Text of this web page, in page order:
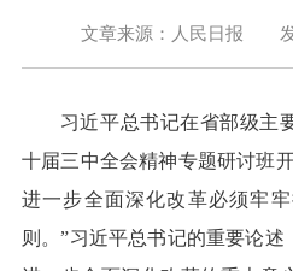
文章来源：人民日报 发
习近平总书记在省部级主
十届三中全会精神专题研讨班
进一步全面深化改革必须牢
则。”习近平总书记的重要论